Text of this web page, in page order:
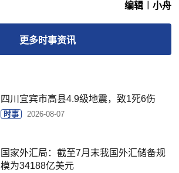
编辑︱小舟
更多时事资讯
四川宜宾市高县4.9级地震，致1死6伤
时事 2026-08-07
国家外汇局：截至7月末我国外汇储备规
模为34188亿美元